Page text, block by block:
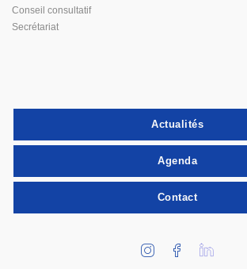
Conseil consultatif
Secrétariat
Actualités
Agenda
Contact